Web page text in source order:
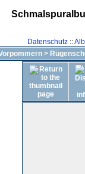
Datenschutz::
>